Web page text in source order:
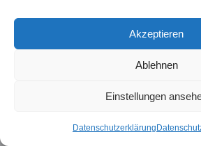
Akzeptieren
Ablehnen
Einstellungen
Datenschutzerklärung